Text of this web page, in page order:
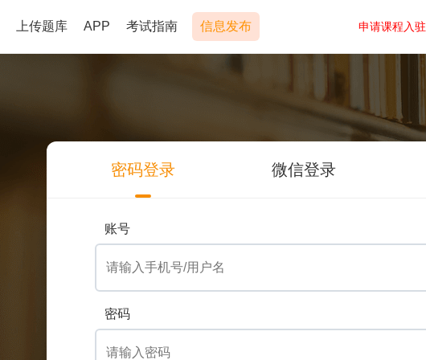
上传题库 APP 考试指南 信息发布 申请课程入驻
密码登录 微信登录
账号
密码